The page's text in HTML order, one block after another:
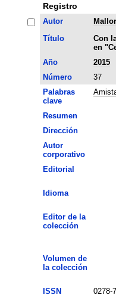
Registro
Autor
Título
Con
en
Año
2015
Número
37
Palabras
clave
Resumen
Dirección
Autor
corporativo
Editorial
Idioma
Editor de la
colección
Volumen de
la colección
ISSN
0278-